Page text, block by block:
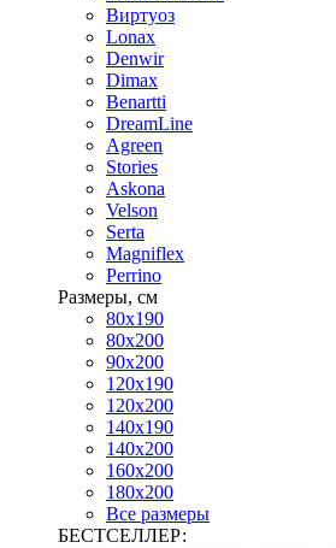
Виртуоз
Lonax
Denwir
Dimax
Benartti
DreamLine
Agreen
Stories
Askona
Velson
Serta
Magniflex
Perrino
Размеры, см
80х190
80х200
90х200
120х190
120х200
140х190
140х200
160х200
180х200
Все размеры
БЕСТСЕЛЛЕР: